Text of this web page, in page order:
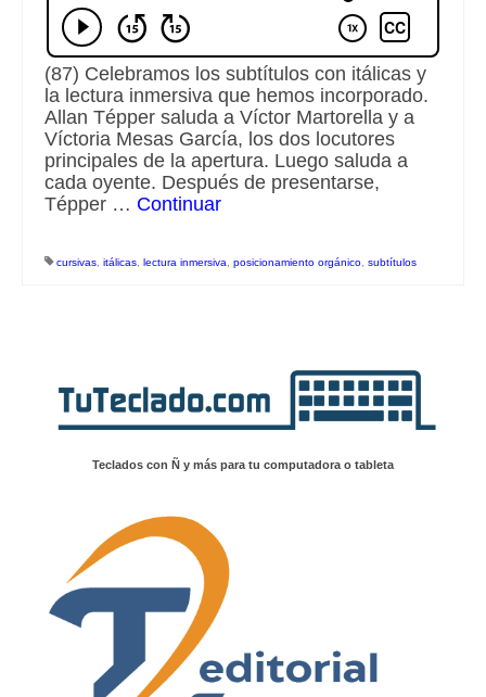
Publicidad
Advertising
(87) Celebramos los subtítulos con itálicas y
la lectura inmersiva que hemos incorporado.
Allan Tépper saluda a Víctor Martorella y a
Víctoria Mesas García, los dos locutores
principales de la apertura. Luego saluda a
cada oyente. Después de presentarse,
Tépper … Continuar
cursivas itálicas lectura inmersiva posicionamiento orgánico subtítulos
Teclados con Ñ y más para tu computadora o tableta